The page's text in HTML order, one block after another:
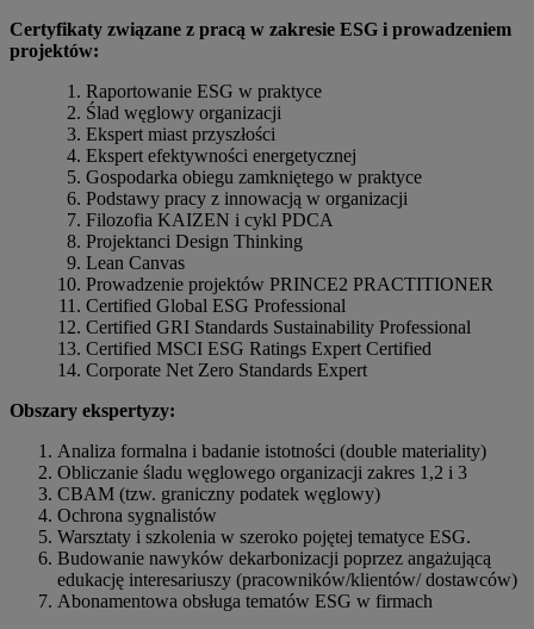
Certyfikaty związane z pracą w zakresie ESG i prowadzeniem
projektów:
Raportowanie ESG w praktyce
Ślad węglowy organizacji
Ekspert miast przyszłości
Ekspert efektywności energetycznej
Gospodarka obiegu zamkniętego w praktyce
Podstawy pracy z innowacją w organizacji
Filozofia KAIZEN i cykl PDCA
Projektanci Design Thinking
Lean Canvas
Prowadzenie projektów PRINCE2 PRACTITIONER
Certified Global ESG Professional
Certified GRI Standards Sustainability Professional
Certified MSCI ESG Ratings Expert Certified
Corporate Net Zero Standards Expert
Obszary ekspertyzy:
Analiza formalna i badanie istotności (double materiality)
Obliczanie śladu węglowego organizacji zakres 1,2 i 3
CBAM (tzw. graniczny podatek węglowy)
Ochrona sygnalistów
Warsztaty i szkolenia w szeroko pojętej tematyce ESG.
Budowanie nawyków dekarbonizacji poprzez angażującą
edukację interesariuszy (pracowników/klientów/ dostawców)
Abonamentowa obsługa tematów ESG w firmach